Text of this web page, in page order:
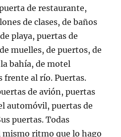
de restaurante,
de clases, de baños
playa, puertas de
muelles, de puertos, de
bahía, de motel
frente al río. Puertas.
de avión, puertas
automóvil, puertas de
puertas. Todas
mismo ritmo que lo hago